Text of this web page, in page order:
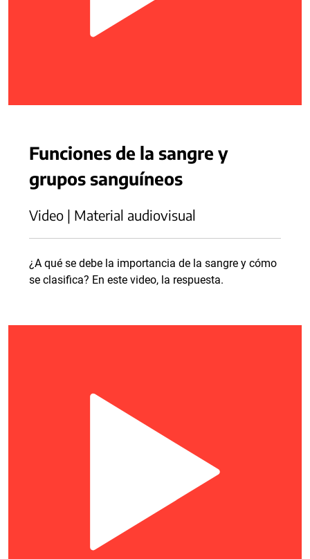
Funciones de la sangre y
grupos sanguíneos
Video | Material audiovisual
¿A qué se debe la importancia de la sangre y cómo
se clasifica? En este video, la respuesta.